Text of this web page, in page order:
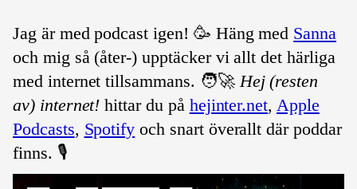
Jag är med podcast igen! 🥳 Häng med Sanna
och mig så (åter-) upptäcker vi allt det härliga
med internet tillsammans. 🧑‍🚀Hej (resten
av) internet! hittar du på hejinter.net,Apple
Podcasts, Spotify och snart överallt där poddar
finns. 🎙️